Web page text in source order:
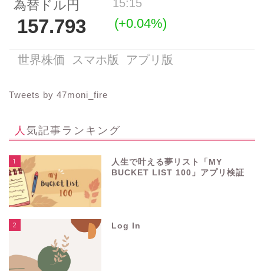
Tweets by 47moni_fire
人気記事ランキング
1
人生で叶える夢リスト「MY
BUCKET LIST 100」アプリ検証
2 Log In